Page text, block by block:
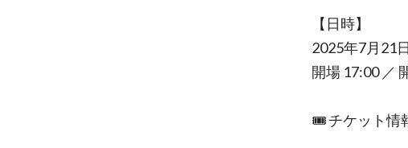
【日時】
2025年7月21
開場 17:00 ／
🎟 チケット情